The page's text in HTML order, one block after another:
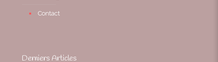
Contact
Derniers Articles